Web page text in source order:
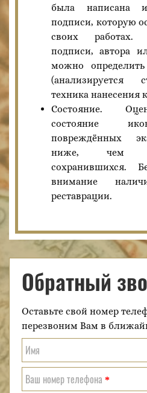
была написана
подписи, которую
своих работах.
подписи, автора
можно определить
(анализируется
техника нанесения
Состояние.
состояние
повреждённых
ниже, чем
сохранившихся.
внимание
реставрации.
Обратный
Оставьте свой номер
перезвоним Вам в
Имя
Ваш номер телефона *